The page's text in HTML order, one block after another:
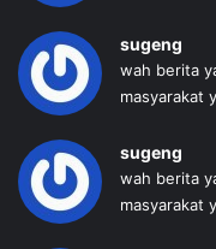
sugeng
wah berita
masyarakat
sugeng
wah berita
masyarakat